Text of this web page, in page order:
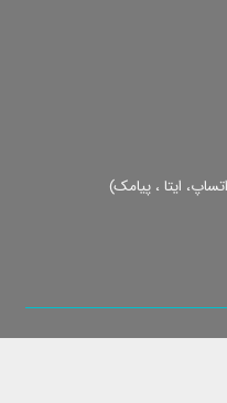
می باشد .طراحی سایت توسط